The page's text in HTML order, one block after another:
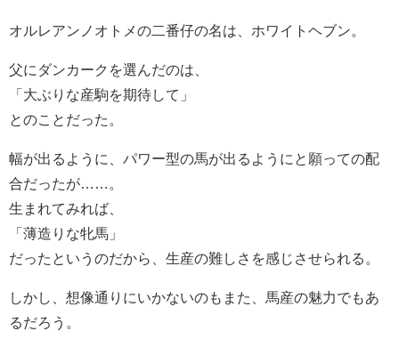
オルレアンノオトメの二番仔の名は、ホワイトヘブン。
父にダンカークを選んだのは、
「大ぶりな産駒を期待して」
とのことだった。
幅が出るように、パワー型の馬が出るようにと願っての配
合だったが……。
生まれてみれば、
「薄造りな牝馬」
だったというのだから、生産の難しさを感じさせられる。
しかし、想像通りにいかないのもまた、馬産の魅力でもあ
るだろう。